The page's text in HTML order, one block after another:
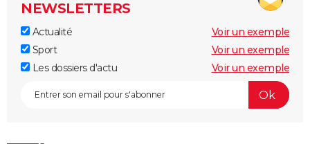
NEWSLETTERS
Actualité
Voir un exemple
Sport
Voir un exemple
Les dossiers d'actu
Voir un exemple